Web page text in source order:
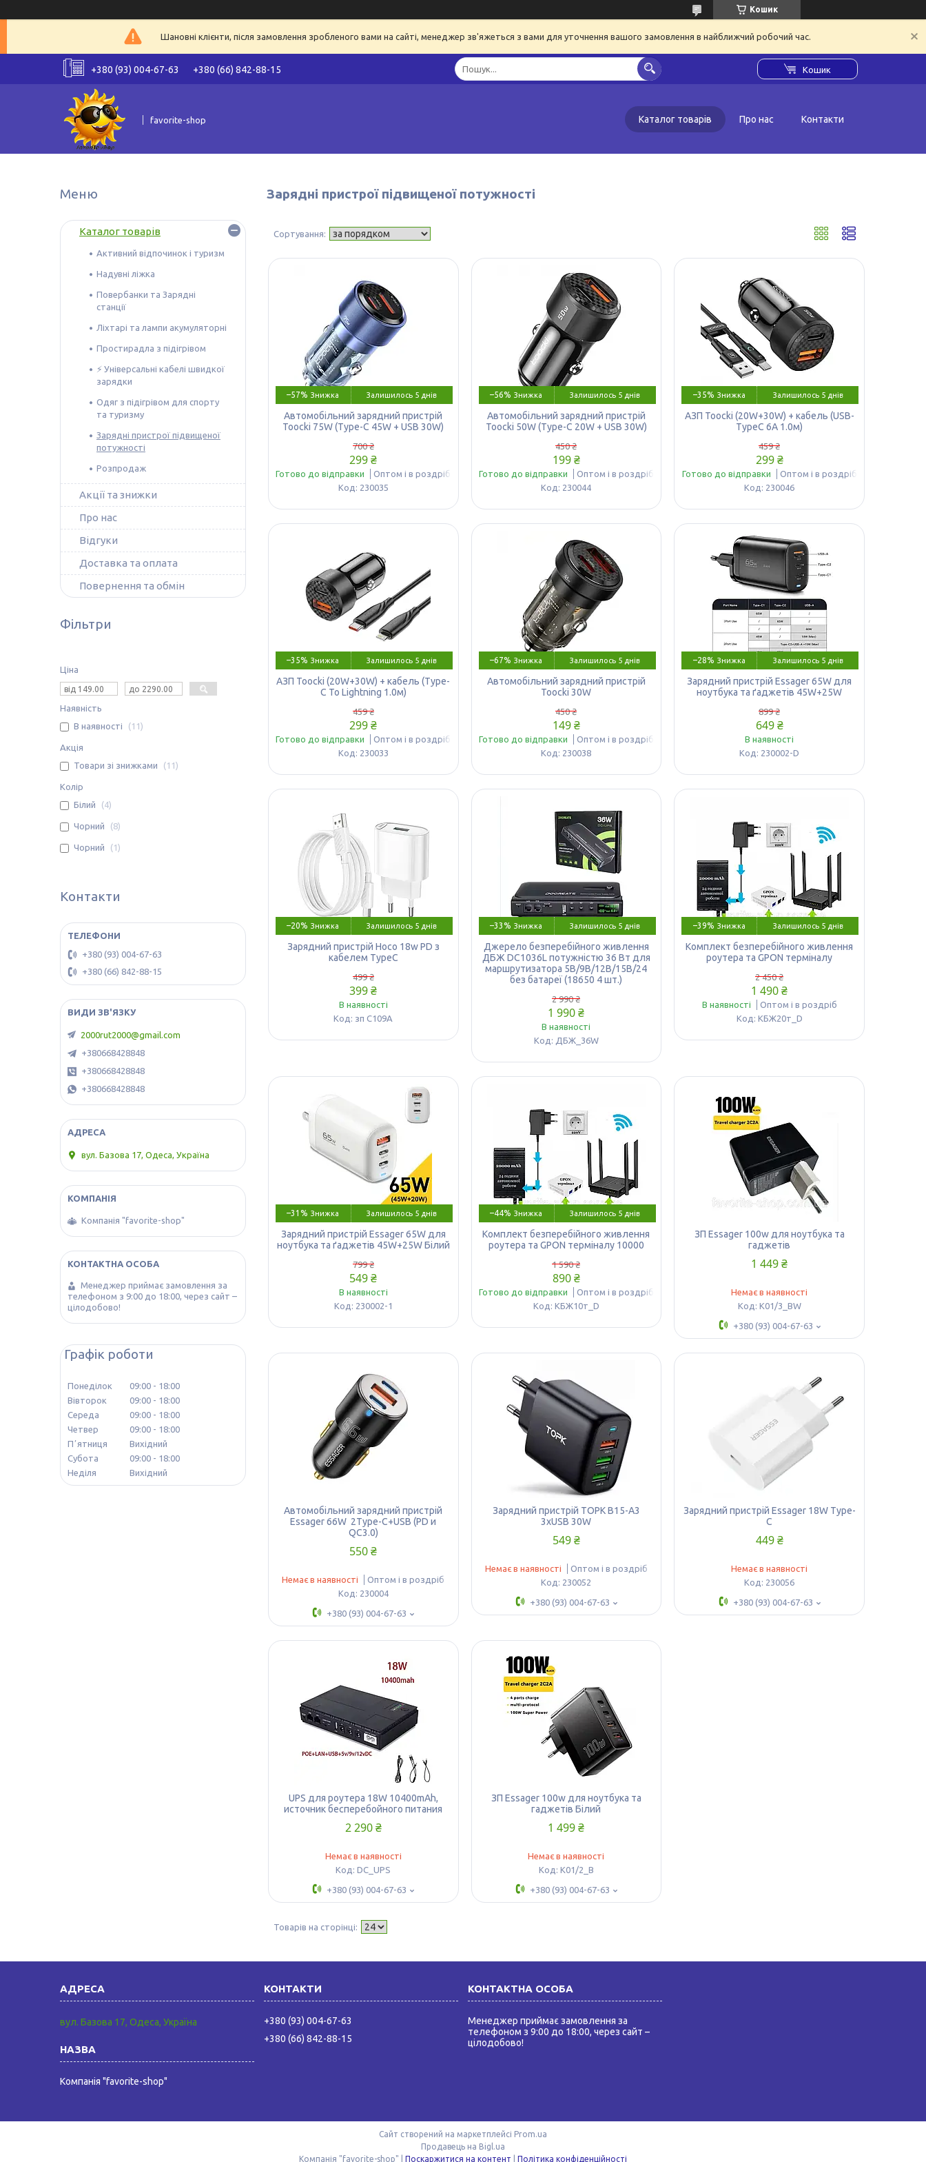
Кошик
Шановні клієнти, після замовлення зробленого вами на сайті, менеджер зв'яжеться з вами для уточнення вашого замовлення в найближчий робочий час.
+380 (93) 004-67-63 +380 (66) 842-88-15 Кошик
favorite-shop Каталог товарів Про нас Контакти
Зарядні пристрої підвищеної потужності
–57% Залишилось 5 днів
Автомобільний зарядний пристрій
Toocki 75W (Type-C 45W + USB 30W)
700 ₴
299 ₴
Готово до відправки
Оптом і в роздріб
230035
–56% Залишилось 5 днів
Автомобільний зарядний пристрій
Toocki 50W (Type-C 20W + USB 30W)
450 ₴
199 ₴
Готово до відправки
Оптом і в роздріб
230044
–35% Залишилось 5 днів
АЗП Toocki (20W+30W) + кабель (USB-
TypeC 6A 1.0м)
459 ₴
299 ₴
Готово до відправки
Оптом і в роздріб
230046
–35% Залишилось 5 днів
АЗП Toocki (20W+30W) + кабель (Type-
C To Lightning 1.0м)
459 ₴
299 ₴
Готово до відправки
Оптом і в роздріб
230033
–67% Залишилось 5 днів
Автомобільний зарядний пристрій
Toocki 30W
450 ₴
149 ₴
Готово до відправки
Оптом і в роздріб
230038
–28% Залишилось 5 днів
Зарядний пристрій Essager 65W для
ноутбука та ґаджетів 45W+25W
899 ₴
649 ₴
В наявності
230002-D
–20% Залишилось 5 днів
Зарядний пристрій Hoco 18w PD з
кабелем TypeC
499 ₴
399 ₴
В наявності
зп С109А
–33% Залишилось 5 днів
Джерело безперебійного живлення
ДБЖ DC1036L потужністю 36 Вт для
маршрутизатора 5В/9В/12В/15В/24
без батареї (18650 4 шт.)
2 990 ₴
1 990 ₴
В наявності
ДБЖ_36W
–39% Залишилось 5 днів
Комплект безперебійного живлення
роутера та GPON терміналу
2 450 ₴
1 490 ₴
В наявності
Оптом і в роздріб
КБЖ20т_D
–31% Залишилось 5 днів
Зарядний пристрій Essager 65W для
ноутбука та ґаджетів 45W+25W Білий
799 ₴
549 ₴
В наявності
230002-1
–44% Залишилось 5 днів
Комплект безперебійного живлення
роутера та GPON терміналу 10000
1 590 ₴
890 ₴
Готово до відправки
Оптом і в роздріб
КБЖ10т_D
ЗП Essager 100w для ноутбука та
гаджетів
1 449 ₴
Немає в наявності
К01/3_BW
+380 (93) 004-67-63
Автомобільний зарядний пристрій
Essager 66W 2Type-C+USB (PD и
QC3.0)
550 ₴
Немає в наявності
Оптом і в роздріб
230004
+380 (93) 004-67-63
Зарядний пристрій TOPK B15-A3
3xUSB 30W
549 ₴
Немає в наявності
Оптом і в роздріб
230052
+380 (93) 004-67-63
Зарядний пристрій Essager 18W Type-
C
449 ₴
Немає в наявності
230056
+380 (93) 004-67-63
UPS для роутера 18W 10400mАh,
источник бесперебойного питания
2 290 ₴
Немає в наявності
DC_UPS
+380 (93) 004-67-63
ЗП Essager 100w для ноутбука та
гаджетів Білий
1 499 ₴
Немає в наявності
К01/2_B
+380 (93) 004-67-63
Каталог товарів
Активний відпочинок і туризм
Надувні ліжка
Повербанки та Зарядні
станції
Ліхтарі та лампи акумуляторні
Простирадла з підігрівом
⚡️ Універсальні кабелі швидкої
зарядки
Одяг з підігрівом для спорту
та туризму
Зарядні пристрої підвищеної
потужності
Розпродаж
Акції та знижки
Про нас
Відгуки
Доставка та оплата
Повернення та обмін
Фільтри
Ціна
Наявність
В наявності
11
Акція
Товари зі знижками
11
Колір
Білий
4
Чорний 8
Чорний 1
Контакти
+380 (93) 004-67-63
+380 (66) 842-88-15
2000rut2000@gmail.com
+380668428848
+380668428848
+380668428848
вул. Базова 17, Одеса, Україна
Компанія "favorite-shop"
Менеджер приймає замовлення за
телефоном з 9:00 до 18:00, через сайт –
цілодобово!
Графік роботи
Понеділок 09:00
18:00
Вівторок
09:00
18:00
Середа
09:00
18:00
Четвер
09:00
18:00
Пʼятниця
Вихідний
Субота
09:00
18:00
Неділя
Вихідний
вул. Базова 17, Одеса, Україна
Компанія "favorite-shop"
+380 (93) 004-67-63
+380 (66) 842-88-15
Менеджер приймає замовлення за
телефоном з 9:00 до 18:00, через сайт –
цілодобово!
Сайт створений на маркетплейсі Prom.ua
Продавець на Bigl.ua
Поскаржитися на контент Політика конфіденційності